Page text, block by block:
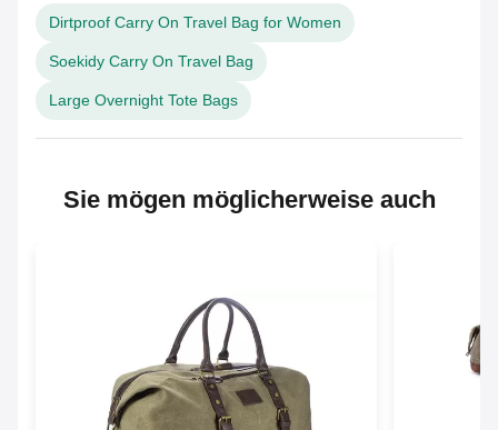
Dirtproof Carry On Travel Bag for Women
Soekidy Carry On Travel Bag
Large Overnight Tote Bags
Sie mögen möglicherweise auch